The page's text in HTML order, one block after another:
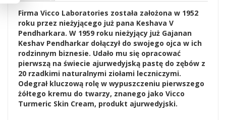
Firma Vicco Laboratories została założona w 1952
roku przez nieżyjącego już pana Keshava V
Pendharkara. W 1959 roku nieżyjący już Gajanan
Keshav Pendharkar dołączył do swojego ojca w ich
rodzinnym biznesie. Udało mu się opracować
pierwszą na świecie ajurwedyjską pastę do zębów z
20 rzadkimi naturalnymi ziołami leczniczymi.
Odegrał kluczową rolę w wypuszczeniu pierwszego
żółtego kremu do twarzy, znanego jako Vicco
Turmeric Skin Cream, produkt ajurwedyjski.